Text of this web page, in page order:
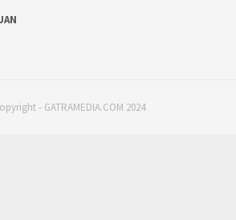
- GATRAMEDIA.COM 2024